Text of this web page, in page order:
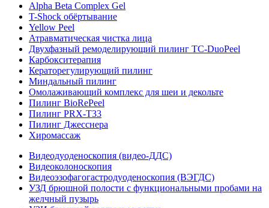
Alpha Beta Complex Gel
T-Shock обёртывание
Yellow Peel
Атравматическая чистка лица
Двухфазный ремоделирующий пилинг TC-DuoPeel
Карбокситерапия
Кераторегулирующий пилинг
Миндальный пилинг
Омолаживающий комплекс для шеи и декольте
Пилинг BioRePeel
Пилинг PRX-T33
Пилинг Джесснера
Хиромассаж
Видеодуоденоскопия (видео-ДДС)
Видеоколоноскопия
Видеоэзофагогастродуоденоскопия (ВЭГДС)
УЗД брюшной полости с функциональными пробами на
желчный пузырь